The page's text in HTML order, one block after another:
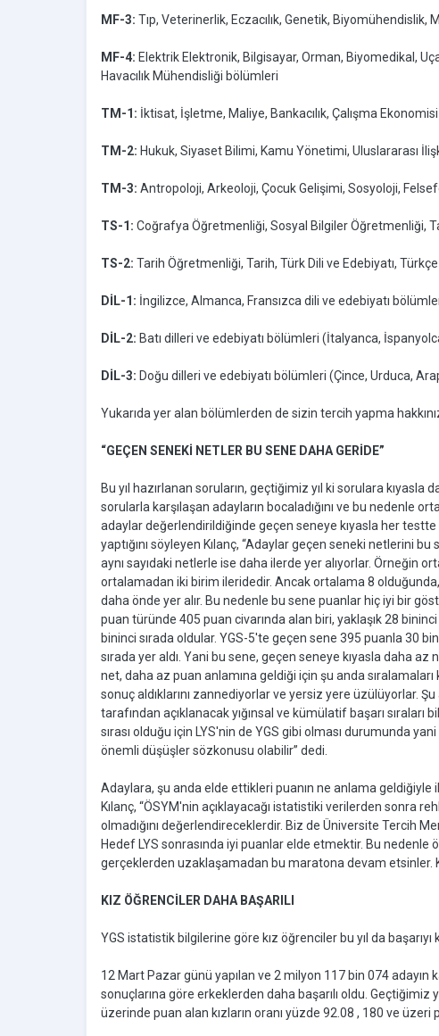
MF-3: Tıp, Veterinerlik, Eczacılık, Genetik,
MF-4: Elektrik Elektronik, Bilgisayar, Orman, Biyomedikal,
Havacılık Mühendisliği bölümleri
TM-1: İktisat, İşletme, Maliye, Bankacılık, Çalışma
TM-2: Hukuk, Siyaset Bilimi, Kamu Yönetimi, Uluslararası
TM-3: Antropoloji, Arkeoloji, Çocuk Gelişimi, Sosyoloji,
TS-1: Coğrafya Öğretmenliği, Sosyal Bilgiler Öğretmenliği,
TS-2: Tarih Öğretmenliği, Tarih, Türk Dili ve Edebiyatı,
DİL-1: İngilizce, Almanca, Fransızca dili ve edebiyatı
DİL-2: Batı dilleri ve edebiyatı bölümleri (İtalyanca,
DİL-3: Doğu dilleri ve edebiyatı bölümleri (Çince, Urduca,
Yukarıda yer alan bölümlerden de sizin tercih yapma
“GEÇEN SENEKİ NETLER BU SENE DAHA GERİDE”
Bu yıl hazırlanan soruların, geçtiğimiz yıl ki sorulara
sorularla karşılaşan adayların bocaladığını ve bu nedenle
adaylar değerlendirildiğinde geçen seneye kıyasla her
yaptığını söyleyen Kılanç, “Adaylar geçen seneki netlerini
aynı sayıdaki netlerle ise daha ilerde yer alıyorlar. Örneğin
ortalamadan iki birim ileridedir. Ancak ortalama 8
daha önde yer alır. Bu nedenle bu sene puanlar hiç iyi bir
puan türünde 405 puan civarında alan biri, yaklaşık 28
bininci sırada oldular. YGS-5'te geçen sene 395 puanla 30
sırada yer aldı. Yani bu sene, geçen seneye kıyasla daha
net, daha az puan anlamına geldiği için şu anda
sonuç aldıklarını zannediyorlar ve yersiz yere üzülüyorlar.
tarafından açıklanacak yığınsal ve kümülatif başarı sıraları
sırası olduğu için LYS'nin de YGS gibi olması durumunda
önemli düşüşler sözkonusu olabilir” dedi.
Adaylara, şu anda elde ettikleri puanın ne anlama geldiğiyle
Kılanç, “ÖSYM'nin açıklayacağı istatistiki verilerden sonra
olmadığını değerlendireceklerdir. Biz de Üniversite Tercih
Hedef LYS sonrasında iyi puanlar elde etmektir. Bu
gerçeklerden uzaklaşamadan bu maratona devam etsinler.
KIZ ÖĞRENCİLER DAHA BAŞARILI
YGS istatistik bilgilerine göre kız öğrenciler bu yıl da başarıyı
12 Mart Pazar günü yapılan ve 2 milyon 117 bin 074 adayın
sonuçlarına göre erkeklerden daha başarılı oldu. Geçtiğimiz
üzerinde puan alan kızların oranı yüzde 92.08 , 180 ve üzeri